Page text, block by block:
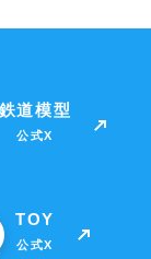
鉄道模型
公式X
TOY
公式X